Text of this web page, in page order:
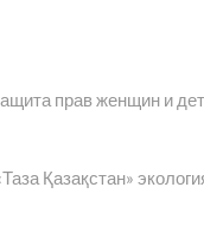
прав женщин и
Қазақстан»